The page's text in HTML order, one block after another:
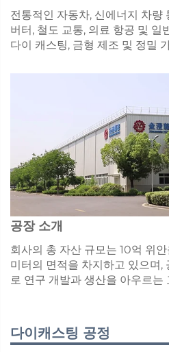
전통적인 자동차, 신에너지 차량
버터, 철도 교통, 의료 항공 및 일
다이 캐스팅, 금형 제조 및 정밀
공장 소개
회사의 총 자산 규모는 10억 위
미터의 면적을 차지하고 있으며,
로 연구 개발과 생산을 아우르는
다이캐스팅 공정